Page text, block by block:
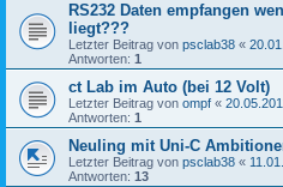
RS232 Daten empfangen
liegt???
Letzter Beitrag von psclab38 «
Antworten: 1
ct Lab im Auto (bei 12 Volt)
Letzter Beitrag von ompf «
Antworten: 1
Neuling mit Uni-C
Letzter Beitrag von psclab38 «
Antworten: 13